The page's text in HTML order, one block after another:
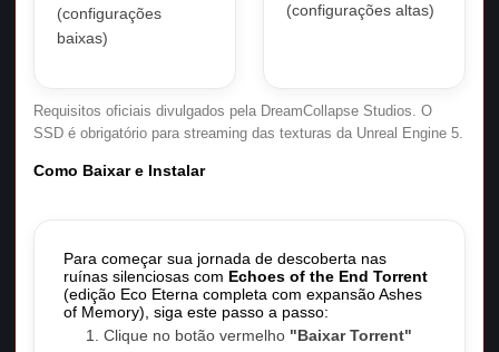
(configurações
baixas)
(configurações altas)
Requisitos oficiais divulgados pela DreamCollapse Studios. O
SSD é obrigatório para streaming das texturas da Unreal Engine 5.
Como Baixar e Instalar
Para começar sua jornada de descoberta nas
ruínas silenciosas com Echoes of the End Torrent
(edição Eco Eterna completa com expansão Ashes
of Memory), siga este passo a passo:
Clique no botão vermelho "Baixar Torrent"